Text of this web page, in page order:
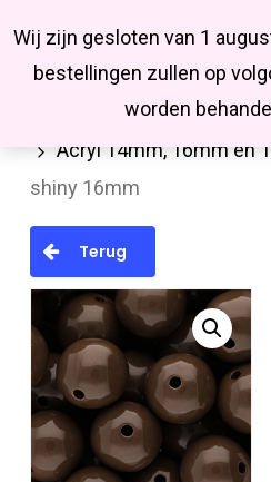
Wij zijn gesloten van 1
bestellingen zullen op
worden
main
Missbluesieraden
Kralen en
Acryl 14mm, 16mm en
shiny 16mm
Terug